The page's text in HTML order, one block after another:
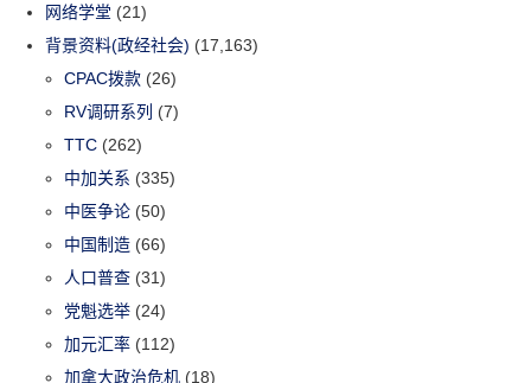
网络学堂 (21)
背景资料(政经社会) (17,163)
CPAC拨款 (26)
RV调研系列 (7)
TTC (262)
中加关系 (335)
中医争论 (50)
中国制造 (66)
人口普查 (31)
党魁选举 (24)
加元汇率 (112)
加拿大政治危机 (18)